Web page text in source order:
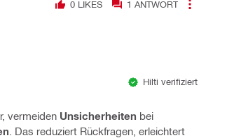
0LIKES 1 ANTWORT
Hilti verifiziert
vermeiden Unsicherheiten bei
. Das reduziert Rückfragen, erleichtert